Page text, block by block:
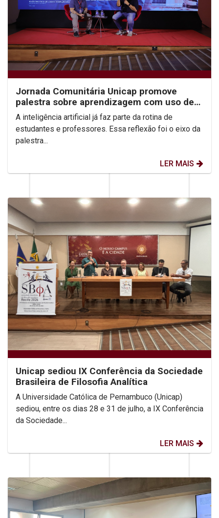
Jornada Comunitária Unicap promove
palestra sobre aprendizagem com uso de
IA
A inteligência artificial já faz parte da rotina de
estudantes e professores. Essa reflexão foi o eixo da
palestra...
LER MAIS
Unicap sediou IX Conferência da Sociedade
Brasileira de Filosofia Analítica
A Universidade Católica de Pernambuco (Unicap)
sediou, entre os dias 28 e 31 de julho, a IX Conferência
da Sociedade...
LER MAIS